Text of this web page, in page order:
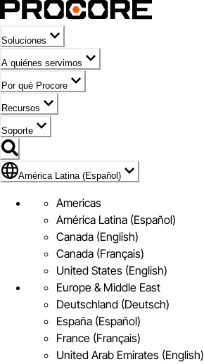
Soluciones
A quiénes servimos
Por qué Procore
Recursos
Soporte
Bandera de América Latina (Español)
América Latina (Español)
Americas
América Latina (Español)
Canada (English)
Canada (Français)
United States (English)
Europe & Middle East
Deutschland (Deutsch)
España (Español)
France (Français)
United Arab Emirates (English)